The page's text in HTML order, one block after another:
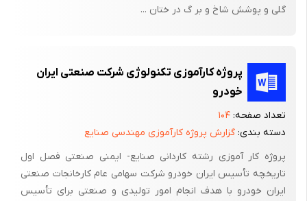
دو اصل اساسی در طراحی شالوده ها باید رعایت شود:
قسمتهای مختلف سازه تا حد امکان نباید دارای نشستهای نا مساوی
باشند .
در عمل برای معدود کردن نشست ،نیروهای ناشی از سازه را باید به
لایه هایی منتقل کنیم که دارای مقاومت کافی باشد و برای کاهش
تنش فشاری ، نیروهای وارده را در سطح وسیعی گسترده کرده به پی
وارد می کنیم
گلی و پوشش شاخ و بر گ در ختان ...
پروژه کارآموزی تکنولوژی شرکت صنعتی ایران
خودرو
تعداد صفحه: ۱۰۴
دسته بندی: گزارش پروژه کارآموزی مهندسی صنایع
پروژه کار آموزی رشته کاردانی صنایع- ایمنی صنعتی فصل اول
تاریخچه تأسیس ایران خودرو شرکت سهامی عام کارخانجات صنعتی
ایران خودرو با هدف انجام امور تولیدی و صنعتی برای تأسیس